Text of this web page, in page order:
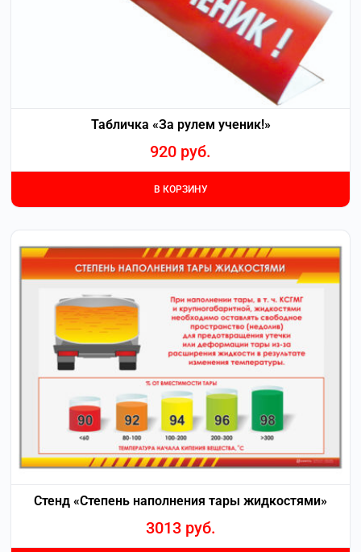
Табличка «За рулем ученик!»
920 руб.
В КОРЗИНУ
Стенд «Степень наполнения тары жидкостями»
3013 руб.